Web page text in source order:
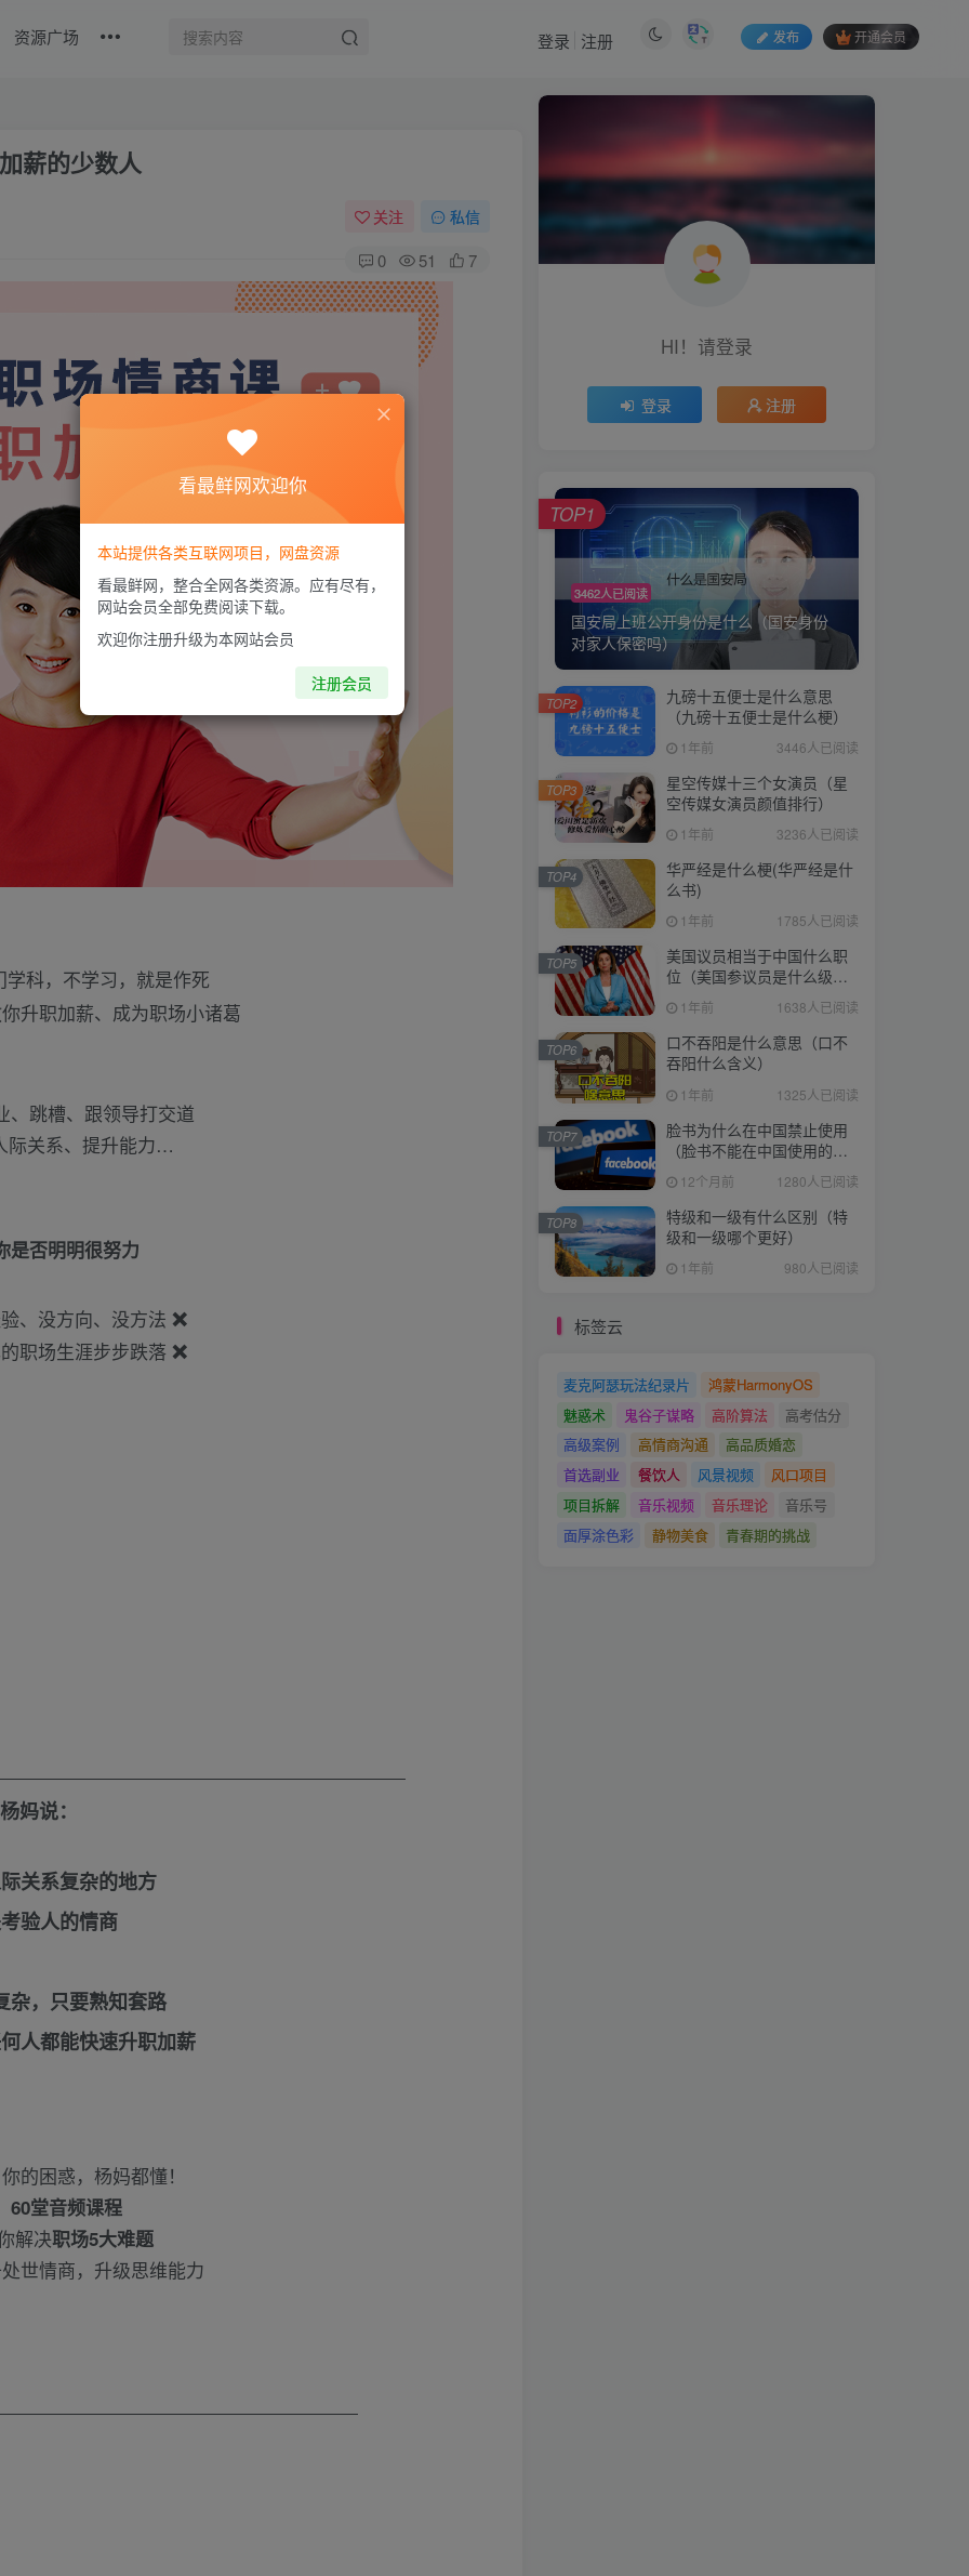
资源广场 发布 开通会员
登录 注册
薪的少数人
关注 私信
0 51 7
科，不学习，就是作死
升职加薪、成为职场小诸葛
、跳槽、跟领导打交道
际关系、提升能力…
是否明明很努力
、没方向、没方法 ❌
职场生涯步步跌落 ❌
杨妈说：
关系复杂的地方
验人的情商
杂，只要熟知套路
人都能快速升职加薪
的困惑，杨妈都懂！
60堂音频课程
解决职场5大难题
世情商，升级思维能力
HI！请登录
登录 注册
3462人已阅读
国安局上班公开身份是什么（国安身份
对家人保密吗）
TOP1
九磅十五便士是什么意思
（九磅十五便士是什么梗）
1年前 3446人已阅读
TOP2
星空传媒十三个女演员（星
空传媒女演员颜值排行）
1年前 3236人已阅读
TOP3
华严经是什么梗(华严经是什
么书)
1年前 1785人已阅读
TOP4
美国议员相当于中国什么职
位（美国参议员是什么级
别）1年前 1638人已阅读
TOP5
口不吞阳是什么意思（口不
吞阳什么含义）
1年前 1325人已阅读
TOP6
脸书为什么在中国禁止使用
（脸书不能在中国使用的原
12个月前 1280人已阅读
TOP7
特级和一级有什么区别（特
级和一级哪个更好）
1年前 980人已阅读
TOP8
标签云
麦克阿瑟玩法纪录片
鸿蒙HarmonyOS
魅惑术
鬼谷子谋略 高阶算法
高考估分
高级案例
高情商沟通
高品质婚恋
首选副业
餐饮人 风景视频
风口项目
项目拆解
音乐视频 音乐理论
音乐号
面厚涂色彩
静物美食 青春期的挑战
看最鲜网欢迎你
本站提供各类互联网项目，网盘资源
看最鲜网，整合全网各类资源。应有尽有，
网站会员全部免费阅读下载。
欢迎你注册升级为本网站会员
注册会员